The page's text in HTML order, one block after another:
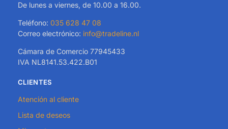
De lunes a viernes, de 10.00 a 16.00.
Teléfono: 035 628 47 08
Correo electrónico: info@tradeline.nl
Cámara de Comercio 77945433
IVA NL8141.53.422.B01
CLIENTES
Atención al cliente
Lista de deseos